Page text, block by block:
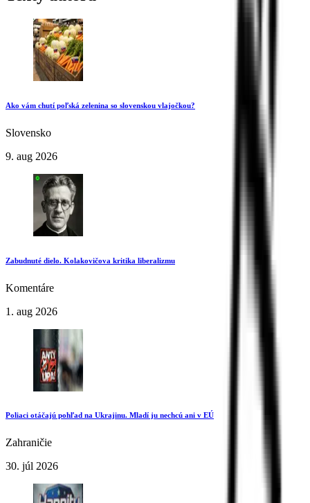
Ako vám chutí poľská zelenina so slovenskou vlajočkou?
Slovensko
9. aug 2026
Zabudnuté dielo. Kolakovičova kritika liberalizmu
Komentáre
1. aug 2026
Poliaci otáčajú pohľad na Ukrajinu. Mladí ju nechcú ani v EÚ
Zahraničie
30. júl 2026